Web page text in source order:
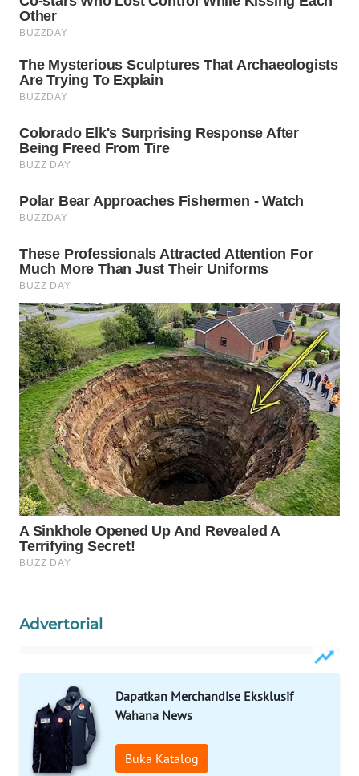
Advertorial
Dapatkan Merchandise Eksklusif
Wahana News
Buka Katalog
LIKUPANG
LABUANBAJO
BORNEO
Wahana
Group
NEWS
WAHANA
TANI
WAHANA
ADVOKAT
WAHANA
INFRASTRUKTUR
WAHANA
KONSUMEN
WAHANA
LISTRIK
WAHANANEWS
ID
WAHANANEWS